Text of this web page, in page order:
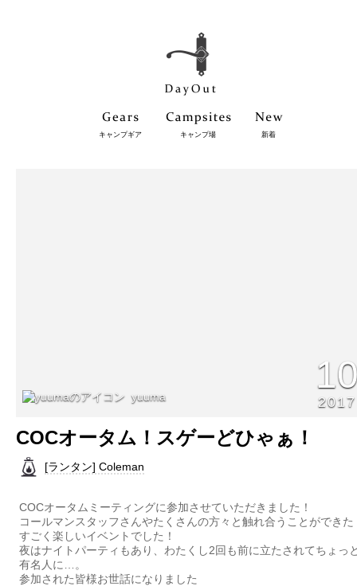
キャンプギア キャンプ場 新着
yuuma 2017
COCオータム！スゲーどひゃぁ！
[ランタン] Coleman
COCオータムミーティングに参加させていただきました！
コールマンスタッフさんやたくさんの方々と触れ合うことができた
すごく楽しいイベントでした！
夜はナイトパーティもあり、わたくし2回も前に立たされてちょっ
有名人に…。
参加された皆様お世話になりました